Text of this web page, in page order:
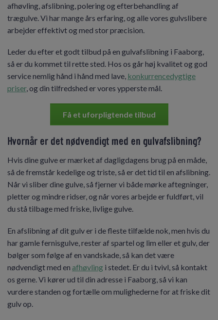
afhøvling, afslibning, polering og efterbehandling af
trægulve. Vi har mange års erfaring, og alle vores gulvslibere
arbejder effektivt og med stor præcision.
Leder du efter et godt tilbud på en gulvafslibning i Faaborg,
så er du kommet til rette sted. Hos os går høj kvalitet og god
service nemlig hånd i hånd med lave, konkurrencedygtige
priser, og din tilfredshed er vores ypperste mål.
Få et uforpligtende tilbud
Hvornår er det nødvendigt med en gulvafslibning?
Hvis dine gulve er mærket af dagligdagens brug på en måde,
så de fremstår kedelige og triste, så er det tid til en afslibning.
Når vi sliber dine gulve, så fjerner vi både mørke aftegninger,
pletter og mindre ridser, og når vores arbejde er fuldført, vil
du stå tilbage med friske, livlige gulve.
En afslibning af dit gulv er i de fleste tilfælde nok, men hvis du
har gamle fernisgulve, rester af spartel og lim eller et gulv, der
bølger som følge af en vandskade, så kan det være
nødvendigt med en afhøvling i stedet. Er du i tvivl, så kontakt
os gerne. Vi kører ud til din adresse i Faaborg, så vi kan
vurdere standen og fortælle om mulighederne for at friske dit
gulv op.